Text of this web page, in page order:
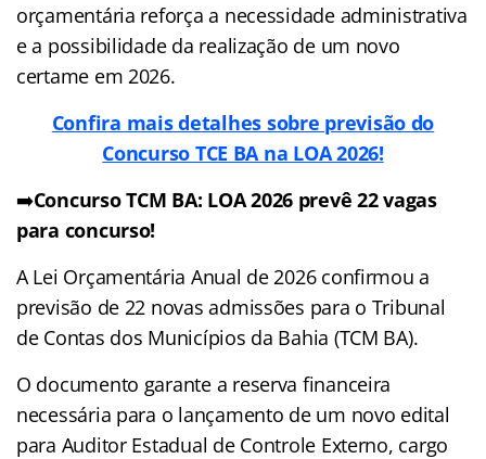
orçamentária reforça a necessidade administrativa
e a possibilidade da realização de um novo
certame em 2026.
Confira mais detalhes sobre previsão do
Concurso TCE BA na LOA 2026!
➡️Concurso TCM BA: LOA 2026 prevê 22 vagas
para concurso!
A Lei Orçamentária Anual de 2026 confirmou a
previsão de 22 novas admissões para o Tribunal
de Contas dos Municípios da Bahia (TCM BA).
O documento garante a reserva financeira
necessária para o lançamento de um novo edital
para Auditor Estadual de Controle Externo, cargo